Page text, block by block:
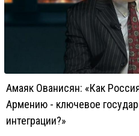
Амаяк Ованисян: «Как
Армению - ключевое
интеграции?»